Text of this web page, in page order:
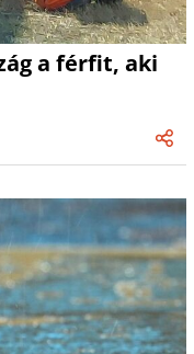
a férfit, aki